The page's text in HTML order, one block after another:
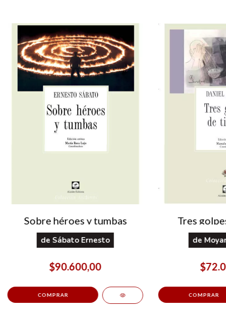
Sobre héroes y tumbas
de Sábato Ernesto
$90.600,00
Tres
de